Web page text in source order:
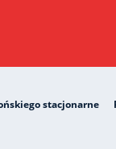
stacjonarne